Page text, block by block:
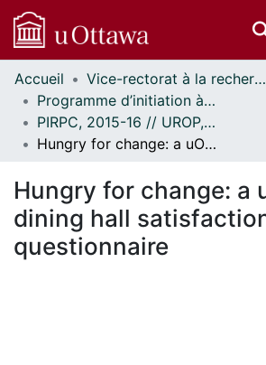
Communautés
et collections
Parcourir
Statistiques
À propos
Accueil
Vice-rectorat à la recherche // Office of the V-P, Research
Programme d’initiation à la recherche au premier cycle (PIRPC) // Undergraduate Research Opportunity Program (UROP)
PIRPC, 2015-16 // UROP, 2015-16
Hungry for change: a uOttawa dining hall satisfaction questionnaire
Hungry for change: a
dining hall
questionnaire